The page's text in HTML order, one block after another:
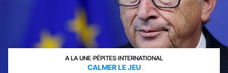
A LA UNE›PÉPITES›INTERNATIONAL
CALMER LE JEU